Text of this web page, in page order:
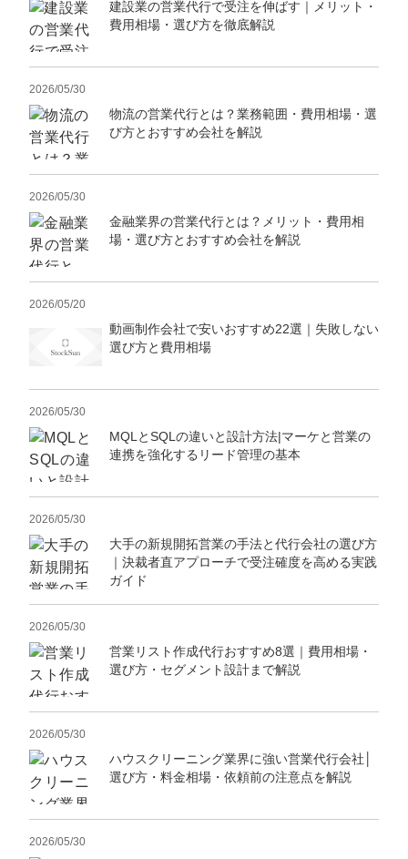
建設業の営業代行で受注を伸ばす｜メリット・
費用相場・選び方を徹底解説
2026/05/30
物流の営業代行とは？業務範囲・費用相場・選
び方とおすすめ会社を解説
2026/05/30
金融業界の営業代行とは？メリット・費用相
場・選び方とおすすめ会社を解説
2026/05/20
動画制作会社で安いおすすめ22選｜失敗しない
選び方と費用相場
2026/05/30
MQLとSQLの違いと設計方法|マーケと営業の
連携を強化するリード管理の基本
2026/05/30
大手の新規開拓営業の手法と代行会社の選び方
｜決裁者直アプローチで受注確度を高める実践
ガイド
2026/05/30
営業リスト作成代行おすすめ8選｜費用相場・
選び方・セグメント設計まで解説
2026/05/30
ハウスクリーニング業界に強い営業代行会社│
選び方・料金相場・依頼前の注意点を解説
2026/05/30